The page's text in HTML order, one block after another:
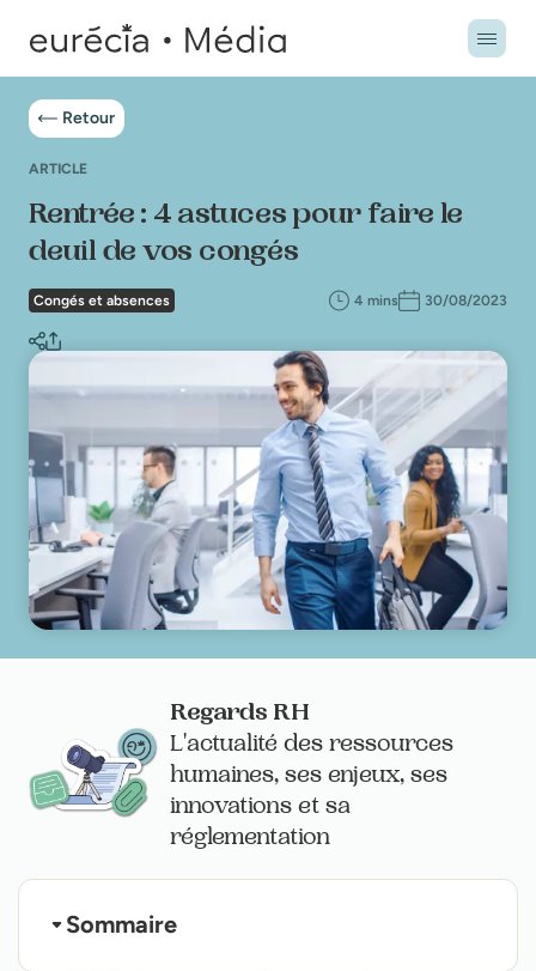
Retour
ARTICLE
Rentrée : 4 astuces pour faire le
deuil de vos congés
Congés et absences 4 mins 30/08/2023
Regards RH
L'actualité des ressources
humaines, ses enjeux, ses
innovations et sa
réglementation
Sommaire